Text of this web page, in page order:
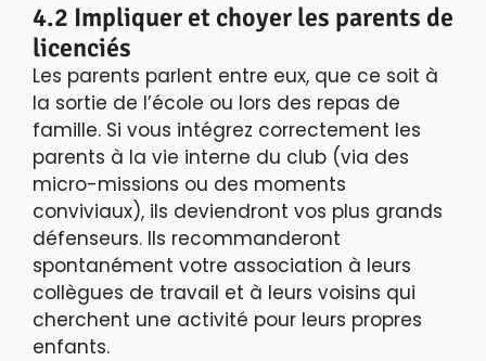
4.2 Impliquer et choyer les parents de
licenciés
Les parents parlent entre eux, que ce soit à
la sortie de l’école ou lors des repas de
famille. Si vous intégrez correctement les
parents à la vie interne du club (via des
micro-missions ou des moments
conviviaux), ils deviendront vos plus grands
défenseurs. Ils recommanderont
spontanément votre association à leurs
collègues de travail et à leurs voisins qui
cherchent une activité pour leurs propres
enfants.